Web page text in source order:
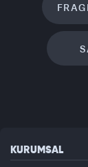
KURUMSAL